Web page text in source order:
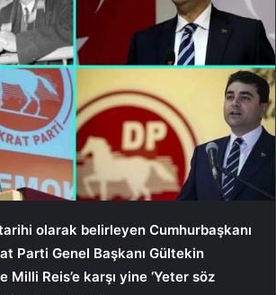
tarihi olarak belirleyen Cumhurbaşkanı
Parti Genel Başkanı Gültekin
Milli Reis’e karşı yine ‘Yeter söz